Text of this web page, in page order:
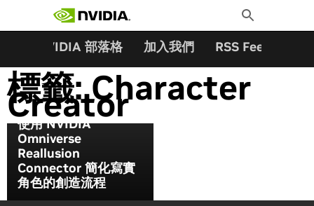
Toggle
Search
NVIDIA 部落格 加入我們 RSS Feeds
標籤:Character
Creator
使用 NVIDIA
Omniverse
Reallusion
Connector 簡化寫實
角色的創造流程